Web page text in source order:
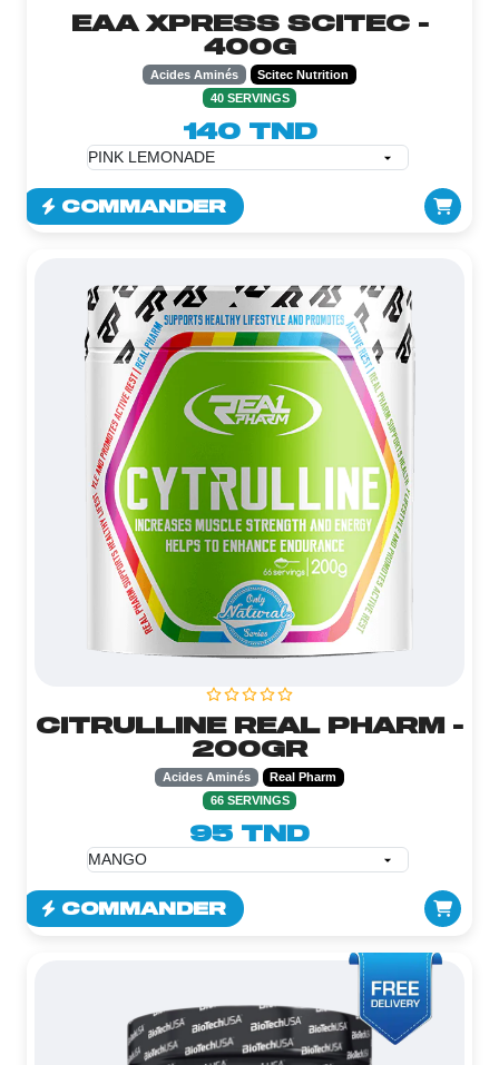
EAA XPRESS SCITEC -
400G
Acides Aminés
Scitec Nutrition
40 SERVINGS
140 TND
COMMANDER
CITRULLINE REAL PHARM -
200GR
Acides Aminés
Real Pharm
66 SERVINGS
95 TND
COMMANDER